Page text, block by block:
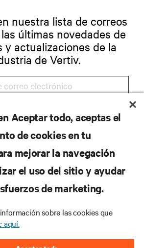
nuestra lista de correos
últimas novedades de
y actualizaciones de la
de Vertiv.
REGISTRARSE
Aceptar todo, aceptas el
de cookies en tu
mejorar la navegación
el uso del sitio y ayudar
de marketing.
sobre las cookies que
aquí.